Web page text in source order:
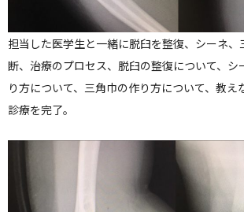
担当した医学生と一緒に脱臼を整復、シーネ
断、治療のプロセス、脱臼の整復について、シ
り方について、三角巾の作り方について、教え
診療を完了。